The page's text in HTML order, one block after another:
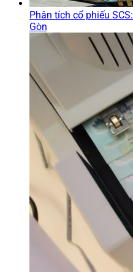
Phân tích cổ phiếu
Gòn